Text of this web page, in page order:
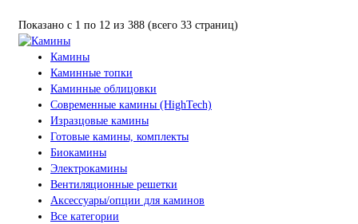
Показано с 1 по 12 из 388 (всего 33 страниц)
Камины
Каминные топки
Каминные облицовки
Современные камины (HighTech)
Изразцовые камины
Готовые камины, комплекты
Биокамины
Электрокамины
Вентиляционные решетки
Аксессуары/опции для каминов
Все категории